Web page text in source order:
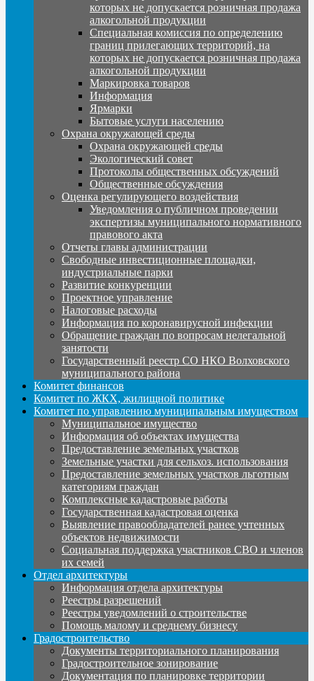
которых не допускается розничная продажа
алкогольной продукции
Специальная комиссия по определению
границ прилегающих территорий, на
которых не допускается розничная продажа
алкогольной продукции
Маркировка товаров
Информация
Ярмарки
Бытовые услуги населению
Охрана окружающей среды
Охрана окружающей среды
Экологический совет
Протоколы общественных обсуждений
Общественные обсуждения
Оценка регулирующего воздействия
Уведомления о публичном проведении
экспертизы муниципального нормативного
правового акта
Отчеты главы администрации
Свободные инвестиционные площадки,
индустриальные парки
Развитие конкуренции
Проектное управление
Налоговые расходы
Информация по коронавирусной инфекции
Обращение граждан по вопросам нелегальной
занятости
Государственный реестр СО НКО Волховского
муниципального района
Комитет финансов
Комитет по ЖКХ, жилищной политике
Комитет по управлению муниципальным имуществом
Муниципальное имущество
Информация об объектах имущества
Предоставление земельных участков
Земельные участки для сельхоз. использования
Предоставление земельных участков льготным
категориям граждан
Комплексные кадастровые работы
Государственная кадастровая оценка
Выявление правообладателей ранее учтенных
объектов недвижимости
Социальная поддержка участников СВО и членов
их семей
Отдел архитектуры
Информация отдела архитектуры
Реестры разрешений
Реестры уведомлений о строительстве
Помощь малому и среднему бизнесу
Градостроительство
Документы территориального планирования
Градостроительное зонирование
Документация по планировке территории